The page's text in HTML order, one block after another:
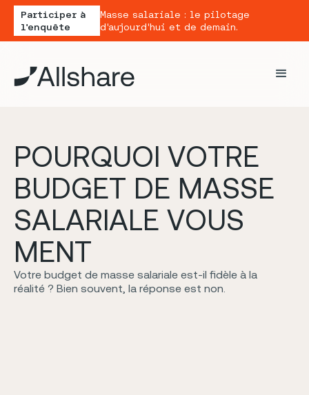
Participer à
l'enquête
Masse salariale : le pilotage
d'aujourd'hui et de demain.
POURQUOI VOTRE
BUDGET DE MASSE
SALARIALE VOUS
MENT
Votre budget de masse salariale est-il fidèle à la
réalité ? Bien souvent, la réponse est non.